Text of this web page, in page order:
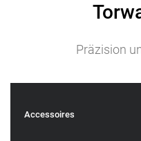
Präzision
Accessoires